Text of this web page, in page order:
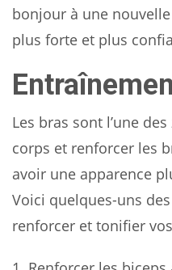
bonjour à une
plus forte et plus
Les bras sont l’une
corps et renforcer les
avoir une apparence
Voici quelques-uns
renforcer et tonifier